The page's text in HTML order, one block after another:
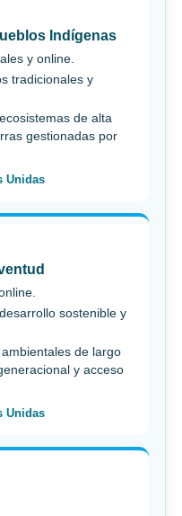
Indígenas
y online.
tradicionales y
de alta
gestionadas por
Unidas
sostenible y
de largo
y acceso
Unidas